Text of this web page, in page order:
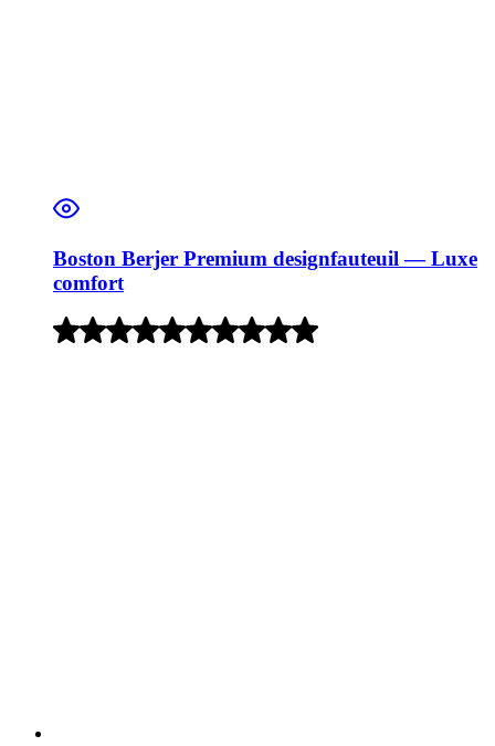
Boston Berjer Premium designfauteuil — Luxe
comfort